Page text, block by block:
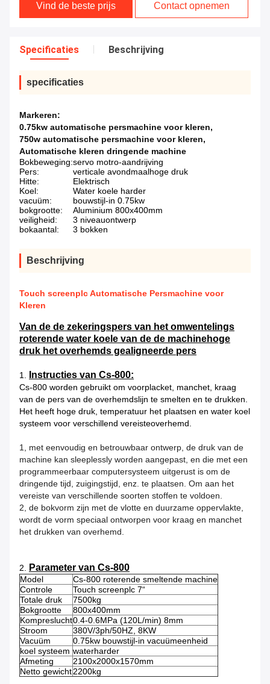
Vind de beste prijs Contact opnemen
Specificaties Beschrijving
specificaties
Markeren:
0.75kw automatische persmachine voor kleren,
750w automatische persmachine voor kleren,
Automatische kleren dringende machine
Bokbeweging:servo motro-aandrijving
Pers:
verticale avondmaalhoge druk
Hitte:
Elektrisch
Koel:
Water koele harder
vacuüm:
bouwstijl-in 0.75kw
bokgrootte:
Aluminium 800x400mm
veiligheid:
3 niveauontwerp
bokaantal:
3 bokken
Beschrijving
Touch screenplc Automatische Persmachine voor
Kleren
Van de de zekeringspers van het omwentelings
roterende water koele van de de machinehoge
druk het overhemds gealigneerde pers
1. Instructies van Cs-800:
Cs-800 worden gebruikt om voorplacket, manchet, kraag
van de pers van de overhemdslijn te smelten en te drukken.
Het heeft hoge druk, temperatuur het plaatsen en water koel
systeem voor verschillend vereisteoverhemd.
1, met eenvoudig en betrouwbaar ontwerp, de druk van de
machine kan sleeplessly worden aangepast, en die met een
programmeerbaar computersysteem uitgerust is om de
dringende tijd, zuigingstijd, enz. te plaatsen. Om aan het
vereiste van verschillende soorten stoffen te voldoen.
2, de bokvorm zijn met de vlotte en duurzame oppervlakte,
wordt de vorm speciaal ontworpen voor kraag en manchet
het drukken van overhemd.
2. Parameter van Cs-800
Model
Cs-800 roterende smeltende machine
Controle
Touch screenplc 7“
Totale druk
7500kg
Bokgrootte
800x400mm
Kompreslucht0.4-0.6MPa (120L/min) 8mm
Stroom
380V/3ph/50HZ, 8KW
Vacuüm
0.75kw bouwstijl-in vacuümeenheid
koel systeem waterharder
Afmeting
2100x2000x1570mm
Netto gewicht2200kg